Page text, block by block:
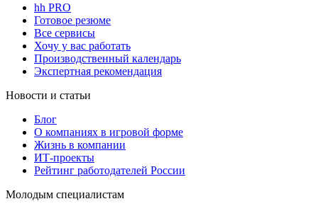
hh PRO
Готовое резюме
Все сервисы
Хочу у вас работать
Производственный календарь
Экспертная рекомендация
Новости и статьи
Блог
О компаниях в игровой форме
Жизнь в компании
ИТ-проекты
Рейтинг работодателей России
Молодым специалистам